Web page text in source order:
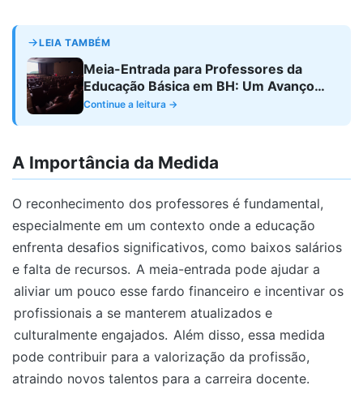
LEIA TAMBÉM
Meia-Entrada para Professores da
Educação Básica em BH: Um Avanço
Necessário
Continue a leitura →
A Importância da Medida
O reconhecimento dos professores é fundamental,
especialmente em um contexto onde a educação
enfrenta desafios significativos, como baixos salários
e falta de recursos. A meia-entrada pode ajudar a
aliviar um pouco esse fardo financeiro e incentivar os
profissionais a se manterem atualizados e
culturalmente engajados. Além disso, essa medida
pode contribuir para a valorização da profissão,
atraindo novos talentos para a carreira docente.